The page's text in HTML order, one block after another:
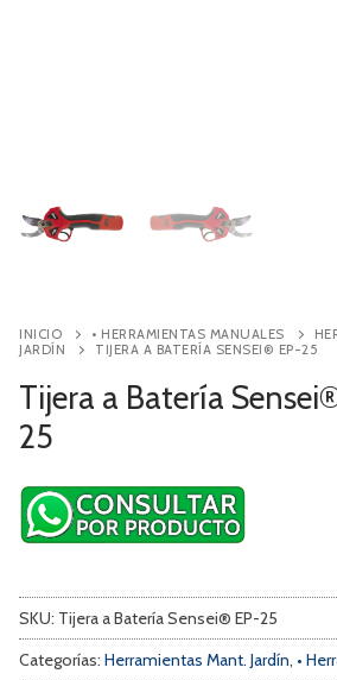
INICIO • HERRAMIENTAS MANUALES
JARDÍN
TIJERA A BATERÍA SENSEI® EP-25
Tijera a Batería
25
SKU: Tijera a Batería Sensei® EP-25
Categorías: Herramientas Mant. Jardín, •